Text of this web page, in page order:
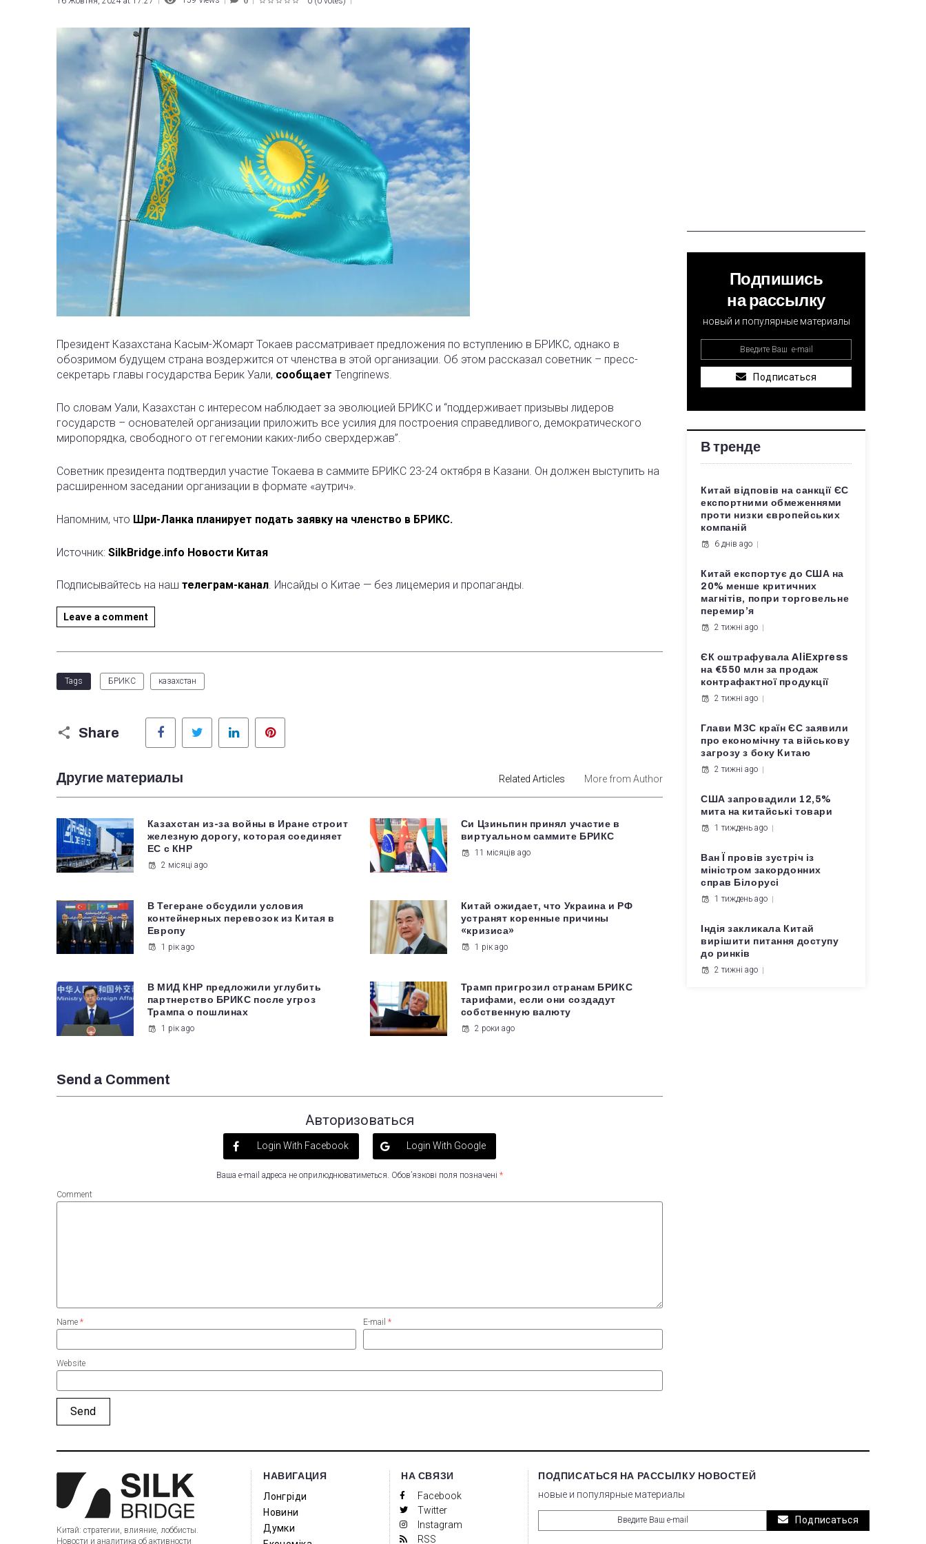
Президент Казахстана Касым-Жомарт Токаев рассматривает предложения по вступлению в БРИКС, однако в
обозримом будущем страна воздержится от членства в этой организации. Об этом рассказал советник – пресс-
секретарь главы государства Берик Уали, сообщает Tengrinews.
По словам Уали, Казахстан с интересом наблюдает за эволюцией БРИКС и “поддерживает призывы лидеров
государств – основателей организации приложить все усилия для построения справедливого, демократического
миропорядка, свободного от гегемонии каких-либо сверхдержав”.
Советник президента подтвердил участие Токаева в саммите БРИКС 23-24 октября в Казани. Он должен выступить на
расширенном заседании организации в формате «аутрич».
Напомним, что Шри-Ланка планирует подать заявку на членство в БРИКС.
Источник: SilkBridge.info Новости Китая
Подписывайтесь на наш телеграм-канал. Инсайды о Китае — без лицемерия и пропаганды.
Leave a comment
Tags БРИКС казахстан
Share
Facebook Twitter LinkedIn
Другие материалы Related Articles More from Author
Казахстан из-за войны в Иране строит
железную дорогу, которая соединяет
ЕС с КНР
2 місяці ago
Си Цзиньпин принял участие в
виртуальном саммите БРИКС
11 місяців ago
В Тегеране обсудили условия
контейнерных перевозок из Китая в
Европу
1 рік ago
Китай ожидает, что Украина и РФ
устранят коренные причины
«кризиса»
1 рік ago
В МИД КНР предложили углубить
партнерство БРИКС после угроз
Трампа о пошлинах
1 рік ago
Трамп пригрозил странам БРИКС
тарифами, если они создадут
собственную валюту
2 роки ago
Send a Comment
Авторизоваться
Login With Facebook Login With Google
Ваша e-mail адреса не оприлюднюватиметься. Обов’язкові поля позначені *
Comment
Name * E-mail *
Website
Подпишись
на рассылку
новый и популярные материалы
Подписаться
В тренде
Китай відповів на санкції ЄС
експортними обмеженнями
проти низки європейських
компаній
6 днів ago
Китай експортує до США на
20% менше критичних
магнітів, попри торговельне
перемир’я
2 тижні ago
ЄК оштрафувала AliExpress
на €550 млн за продаж
контрафактної продукції
2 тижні ago
Глави МЗС країн ЄС заявили
про економічну та військову
загрозу з боку Китаю
2 тижні ago
США запровадили 12,5%
мита на китайські товари
1 тиждень ago
Ван Ї провів зустріч із
міністром закордонних
справ Білорусі
1 тиждень ago
Індія закликала Китай
вирішити питання доступу
до ринків
2 тижні ago
Китай: стратегии, влияние, лоббисты.
Новости и аналитика об активности
НАВИГАЦИЯ
Лонгріди
Новини
Думки
НА СВЯЗИ
Facebook
Twitter
Instagram
RSS
ПОДПИСАТЬСЯ НА РАССЫЛКУ НОВОСТЕЙ
новые и популярные материалы
Подписаться